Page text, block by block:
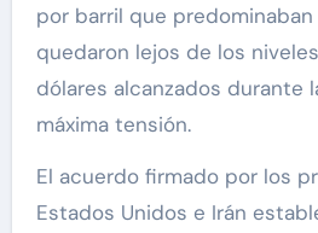
por barril que
quedaron lejos de los
dólares alcanzados durante
máxima tensión.
El acuerdo firmado por los
Estados Unidos e Irán